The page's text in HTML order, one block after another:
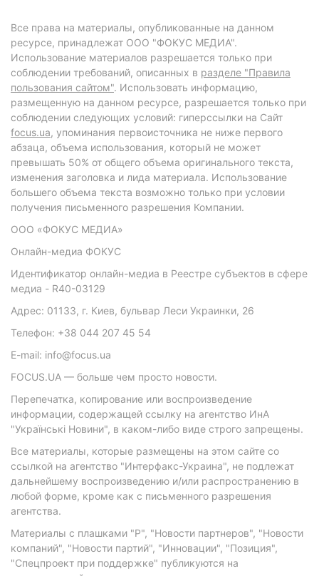
Все права на материалы, опубликованные на данном
ресурсе, принадлежат ООО "ФОКУС МЕДИА".
Использование материалов разрешается только при
соблюдении требований, описанных в разделе "Правила
пользования сайтом". Использовать информацию,
размещенную на данном ресурсе, разрешается только при
соблюдении следующих условий: гиперссылки на Сайт
focus.ua, упоминания первоисточника не ниже первого
абзаца, объема использования, который не может
превышать 50% от общего объема оригинального текста,
изменения заголовка и лида материала. Использование
большего объема текста возможно только при условии
получения письменного разрешения Компании.
ООО «ФОКУС МЕДИА»
Онлайн-медиа ФОКУС
Идентификатор онлайн-медиа в Реестре субъектов в сфере
медиа - R40-03129
Адрес: 01133, г. Киев, бульвар Леси Украинки, 26
Телефон: +38 044 207 45 54
E-mail: info@focus.ua
FOCUS.UA — больше чем просто новости.
Перепечатка, копирование или воспроизведение
информации, содержащей ссылку на агентство ИнА
"Українські Новини", в каком-либо виде строго запрещены.
Все материалы, которые размещены на этом сайте со
ссылкой на агентство "Интерфакс-Украина", не подлежат
дальнейшему воспроизведению и/или распространению в
любой форме, кроме как с письменного разрешения
агентства.
Материалы с плашками "Р", "Новости партнеров", "Новости
компаний", "Новости партий", "Инновации", "Позиция",
"Спецпроект при поддержке" публикуются на